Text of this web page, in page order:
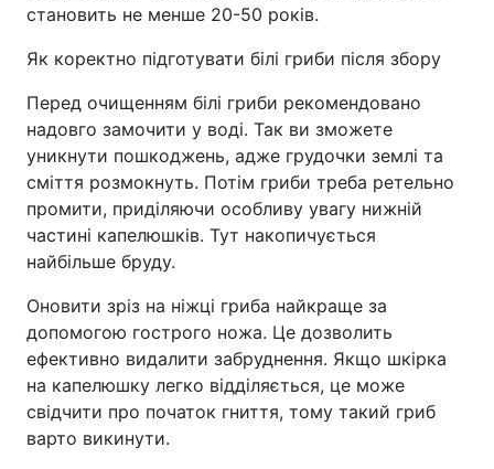
становить не менше 20-50 років.
Як коректно підготувати білі гриби після збору
Перед очищенням білі гриби рекомендовано
надовго замочити у воді. Так ви зможете
уникнути пошкоджень, адже грудочки землі та
сміття розмокнуть. Потім гриби треба ретельно
промити, приділяючи особливу увагу нижній
частині капелюшків. Тут накопичується
найбільше бруду.
Оновити зріз на ніжці гриба найкраще за
допомогою гострого ножа. Це дозволить
ефективно видалити забруднення. Якщо шкірка
на капелюшку легко відділяється, це може
свідчити про початок гниття, тому такий гриб
варто викинути.